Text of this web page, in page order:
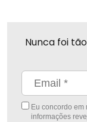
Nunca foi
Eu concordo
informações